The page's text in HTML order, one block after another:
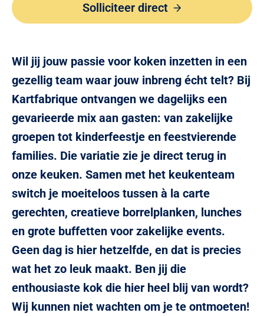
Solliciteer direct
Wil jij jouw passie voor koken inzetten in een
gezellig team waar jouw inbreng écht telt? Bij
Kartfabrique ontvangen we dagelijks een
gevarieerde mix aan gasten: van zakelijke
groepen tot kinderfeestje en feestvierende
families. Die variatie zie je direct terug in
onze keuken. Samen met het keukenteam
switch je moeiteloos tussen à la carte
gerechten, creatieve borrelplanken, lunches
en grote buffetten voor zakelijke events.
Geen dag is hier hetzelfde, en dat is precies
wat het zo leuk maakt. Ben jij die
enthousiaste kok die hier heel blij van wordt?
Wij kunnen niet wachten om je te ontmoeten!